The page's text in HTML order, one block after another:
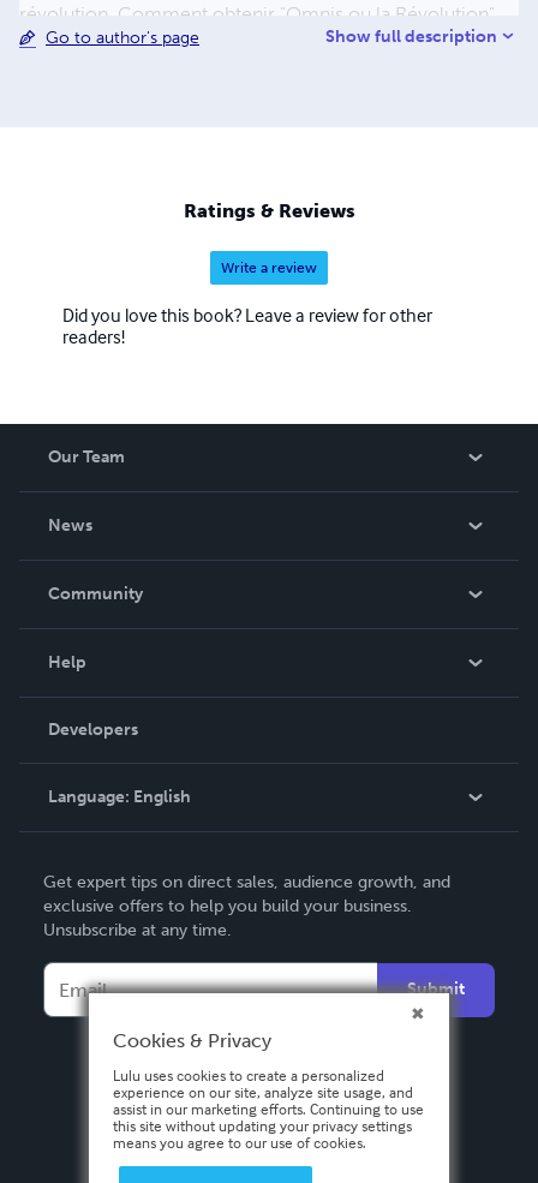
révolution. Comment obtenir "Omnis ou la Révolution"
(19€), livre relié à couverture rigide avec un signet ? 1) Les
Chapitre" 59 rue Charles de GAULLE 91440 Bures sur
Go to author's page Show full description
Ratings & Reviews
Write a review
Did you love this book? Leave a review for other
readers!
Our Team
News
In The News
Community
Podcast
Help
Order Lookup
Knowledge Base
Contact Support
Developers
Language: English
Deutsch
Français
Español
Get expert tips on direct sales, audience growth, and
exclusive offers to help you build your business.
Unsubscribe at any time.
Submit
Cookies & Privacy
Lulu uses cookies to create a personalized
experience on our site, analyze site usage, and
assist in our marketing efforts. Continuing to use
this site without updating your privacy settings
means you agree to our use of cookies.